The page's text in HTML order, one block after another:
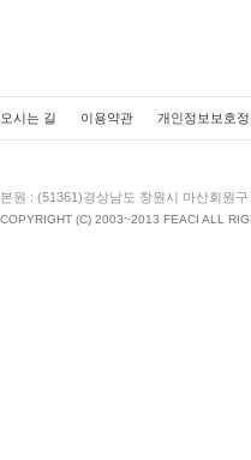
오시는 길 이용약관 개인정보보호정
본원 : (51361)경상남도 창원시 마산회원
COPYRIGHT (C) 2003~2013 FEACI ALL